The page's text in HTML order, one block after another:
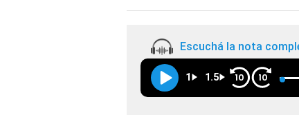
Escuchá la nota
1 1.5 10 10